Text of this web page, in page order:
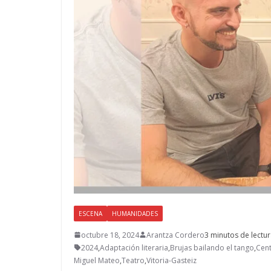
ESCENA HUMANIDADES
octubre 18, 2024 Arantza Cordero3 minutos de
2024,Adaptación literaria,Brujas bailando el tango,
Miguel Mateo,Teatro,Vitoria-Gasteiz